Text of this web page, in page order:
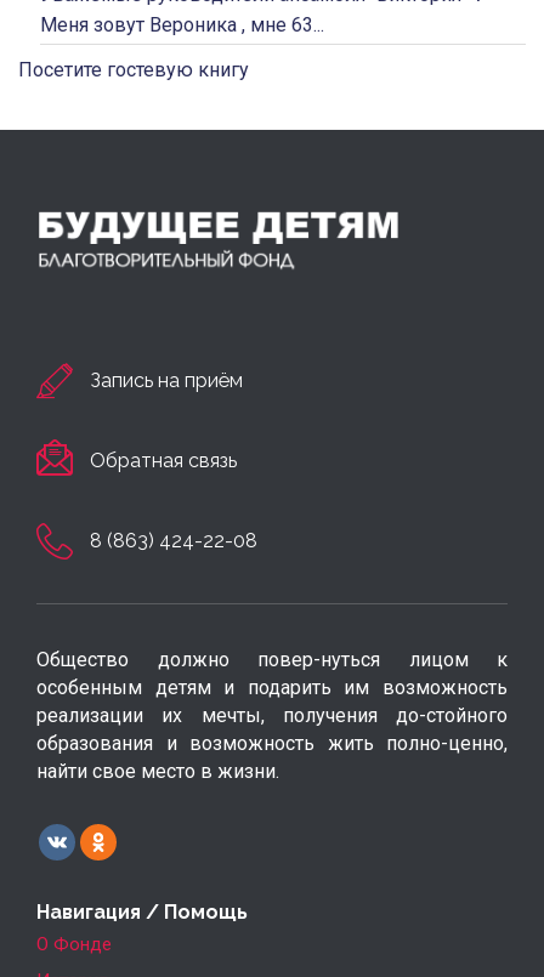
Меня зовут Вероника , мне 63...
Посетите гостевую книгу
Запись на приём
Обратная связь
8 (863) 424-22-08
Общество должно повер-нуться лицом к
особенным детям и подарить им возможность
реализации их мечты, получения до-стойного
образования и возможность жить полно-ценно,
найти свое место в жизни.
Навигация / Помощь
О Фонде